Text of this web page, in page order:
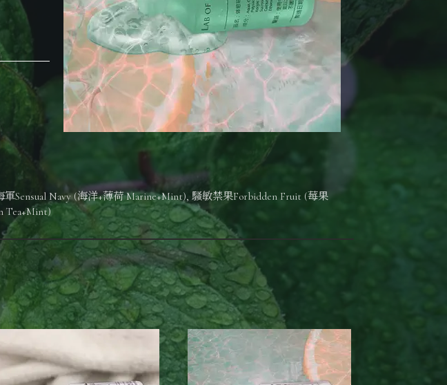
Sensual Navy (海洋+薄荷 Marine+Mint), 騷敏禁果Forbidden Fruit (莓果
Tea+Mint)